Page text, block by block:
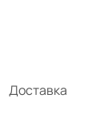
Доставка